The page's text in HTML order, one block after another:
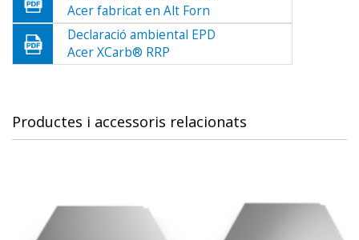
Acer fabricat en Alt Forn
Declaració ambiental EPD
Acer XCarb® RRP
Productes i accessoris relacionats